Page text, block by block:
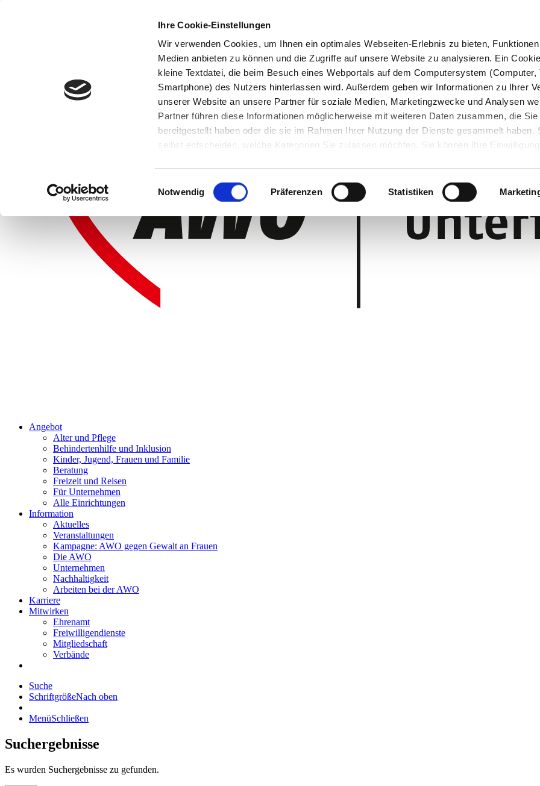
Ihre Cookie-Einstellungen
Wir verwenden Cookies, um Ihnen ein optimales Webseiten-Erlebnis zu bieten,
Medien anbieten zu können und die Zugriffe auf unsere Website zu analysieren. Ein
kleine Textdatei, die beim Besuch eines Webportals auf dem Computersystem (Computer,
Smartphone) des Nutzers hinterlassen wird. Außerdem geben wir Informationen zu Ihrer
unserer Website an unsere Partner für soziale Medien, Marketingzwecke und Analysen
Partner führen diese Informationen möglicherweise mit weiteren Daten zusammen, die Sie
bereitgestellt haben oder die sie im Rahmen Ihrer Nutzung der Dienste gesammelt haben.
selbst entscheiden, welche Kategorien Sie zulassen möchten. Sie können Ihre
Einwilligungsauswahl
Notwendig Präferenzen Statistiken
Angebot
Alter und Pflege
Behindertenhilfe und Inklusion
Kinder, Jugend, Frauen und Familie
Beratung
Freizeit und Reisen
Für Unternehmen
Alle Einrichtungen
Information
Aktuelles
Veranstaltungen
Kampagne: AWO gegen Gewalt an Frauen
Die AWO
Unternehmen
Nachhaltigkeit
Arbeiten bei der AWO
Karriere
Mitwirken
Ehrenamt
Freiwilligendienste
Mitgliedschaft
Verbände
Suche
SchriftgrößeNach oben
MenüSchließen
Suchergebnisse
Es wurden Suchergebnisse zu gefunden.